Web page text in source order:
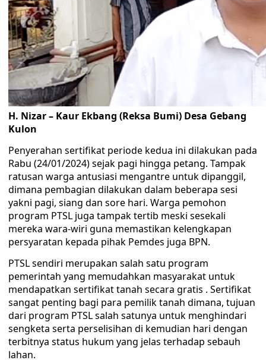
H. Nizar – Kaur Ekbang (Reksa Bumi) Desa Gebang
Kulon
Penyerahan sertifikat periode kedua ini dilakukan pada
Rabu (24/01/2024) sejak pagi hingga petang. Tampak
ratusan warga antusiasi mengantre untuk dipanggil,
dimana pembagian dilakukan dalam beberapa sesi
yakni pagi, siang dan sore hari. Warga pemohon
program PTSL juga tampak tertib meski sesekali
mereka wara-wiri guna memastikan kelengkapan
persyaratan kepada pihak Pemdes juga BPN.
PTSL sendiri merupakan salah satu program
pemerintah yang memudahkan masyarakat untuk
mendapatkan sertifikat tanah secara gratis . Sertifikat
sangat penting bagi para pemilik tanah dimana, tujuan
dari program PTSL salah satunya untuk menghindari
sengketa serta perselisihan di kemudian hari dengan
terbitnya status hukum yang jelas terhadap sebauh
lahan.